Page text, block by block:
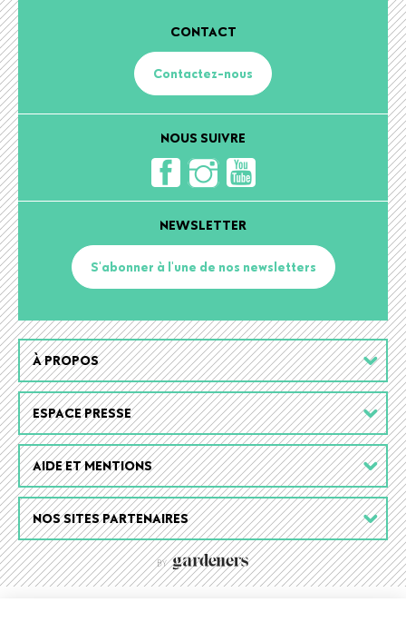
CONTACT
Contactez-nous
NOUS SUIVRE
NEWSLETTER
S'abonner à l'une de nos newsletters
Footer
menu
À PROPOS
ESPACE PRESSE
AIDE ET MENTIONS
NOS SITES PARTENAIRES